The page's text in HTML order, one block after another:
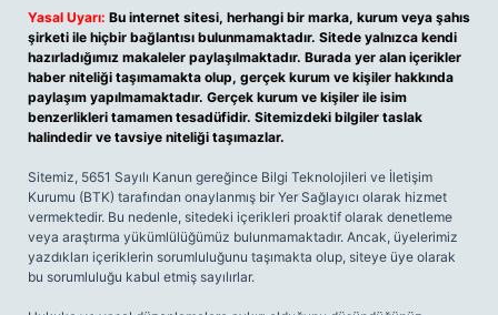
Yasal Uyarı: Bu internet sitesi, herhangi bir marka, kurum veya şahıs
şirketi ile hiçbir bağlantısı bulunmamaktadır. Sitede yalnızca kendi
hazırladığımız makaleler paylaşılmaktadır. Burada yer alan içerikler
haber niteliği taşımamakta olup, gerçek kurum ve kişiler hakkında
paylaşım yapılmamaktadır. Gerçek kurum ve kişiler ile isim
benzerlikleri tamamen tesadüfidir. Sitemizdeki bilgiler taslak
halindedir ve tavsiye niteliği taşımazlar.
Sitemiz, 5651 Sayılı Kanun gereğince Bilgi Teknolojileri ve İletişim
Kurumu (BTK) tarafından onaylanmış bir Yer Sağlayıcı olarak hizmet
vermektedir. Bu nedenle, sitedeki içerikleri proaktif olarak denetleme
veya araştırma yükümlülüğümüz bulunmamaktadır. Ancak, üyelerimiz
yazdıkları içeriklerin sorumluluğunu taşımakta olup, siteye üye olarak
bu sorumluluğu kabul etmiş sayılırlar.